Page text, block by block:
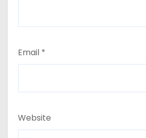
Email *
Website